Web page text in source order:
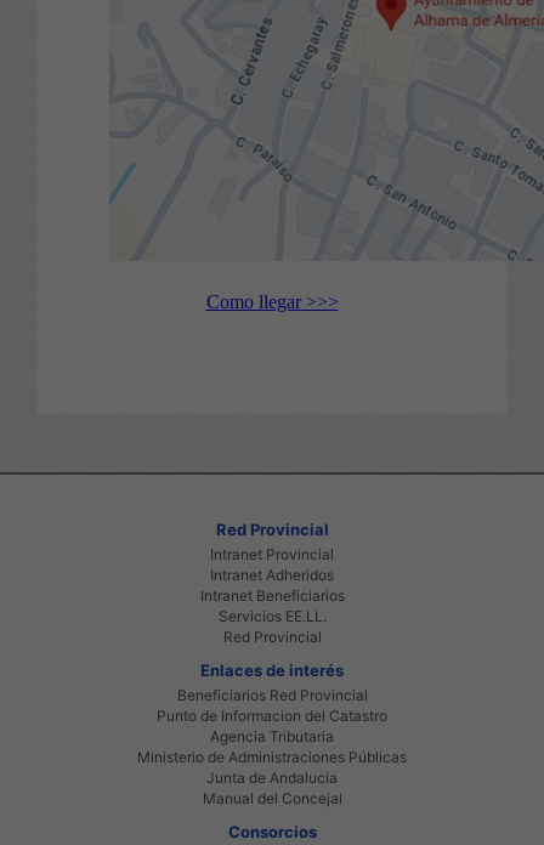
Como llegar >>>
Red Provincial
Intranet Provincial
Intranet Adheridos
Intranet Beneficiarios
Servicios EE.LL.
Red Provincial
Enlaces de interés
Beneficiarios Red Provincial
Punto de Informacion del Catastro
Agencia Tributaria
Ministerio de Administraciones Públicas
Junta de Andalucia
Manual del Concejal
Consorcios